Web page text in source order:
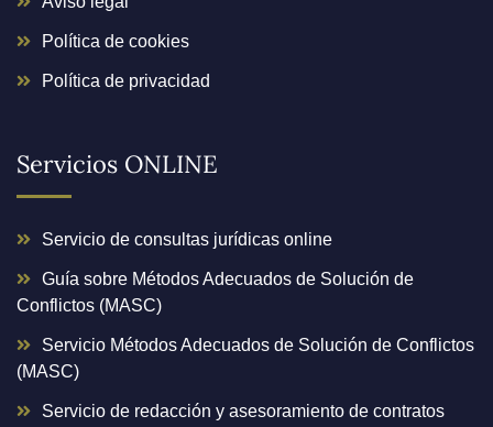
Política de cookies
Política de privacidad
Servicios ONLINE
Servicio de consultas jurídicas online
Guía sobre Métodos Adecuados de Solución de
Conflictos (MASC)
Servicio Métodos Adecuados de Solución de Conflictos
(MASC)
Servicio de redacción y asesoramiento de contratos